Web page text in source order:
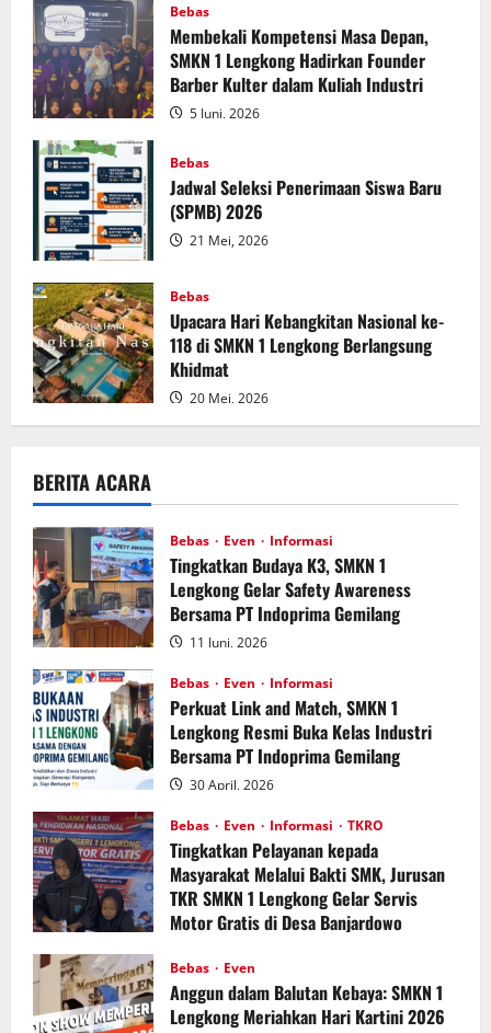
Bebas
Membekali Kompetensi Masa Depan,
SMKN 1 Lengkong Hadirkan Founder
Barber Kulter dalam Kuliah Industri
5 Juni, 2026
Bebas
Jadwal Seleksi Penerimaan Siswa Baru
(SPMB) 2026
21 Mei, 2026
Bebas
Upacara Hari Kebangkitan Nasional ke-
118 di SMKN 1 Lengkong Berlangsung
Khidmat
20 Mei, 2026
BERITA ACARA
Bebas Even Informasi
Tingkatkan Budaya K3, SMKN 1
Lengkong Gelar Safety Awareness
Bersama PT Indoprima Gemilang
11 Juni, 2026
Bebas Even Informasi
Perkuat Link and Match, SMKN 1
Lengkong Resmi Buka Kelas Industri
Bersama PT Indoprima Gemilang
30 April, 2026
Bebas Even Informasi TKRO
Tingkatkan Pelayanan kepada
Masyarakat Melalui Bakti SMK, Jurusan
TKR SMKN 1 Lengkong Gelar Servis
Motor Gratis di Desa Banjardowo
Bebas
Even
Anggun dalam Balutan Kebaya: SMKN 1
Lengkong Meriahkan Hari Kartini 2026